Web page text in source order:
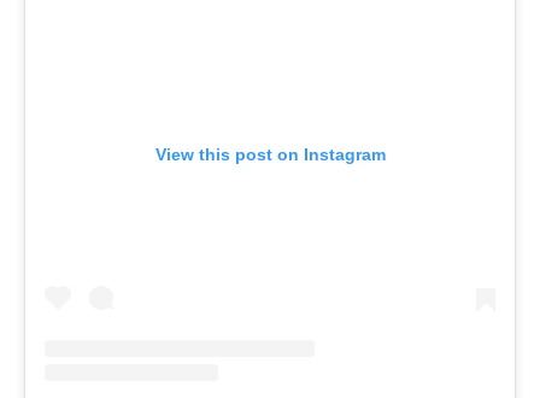
View this post on Instagram